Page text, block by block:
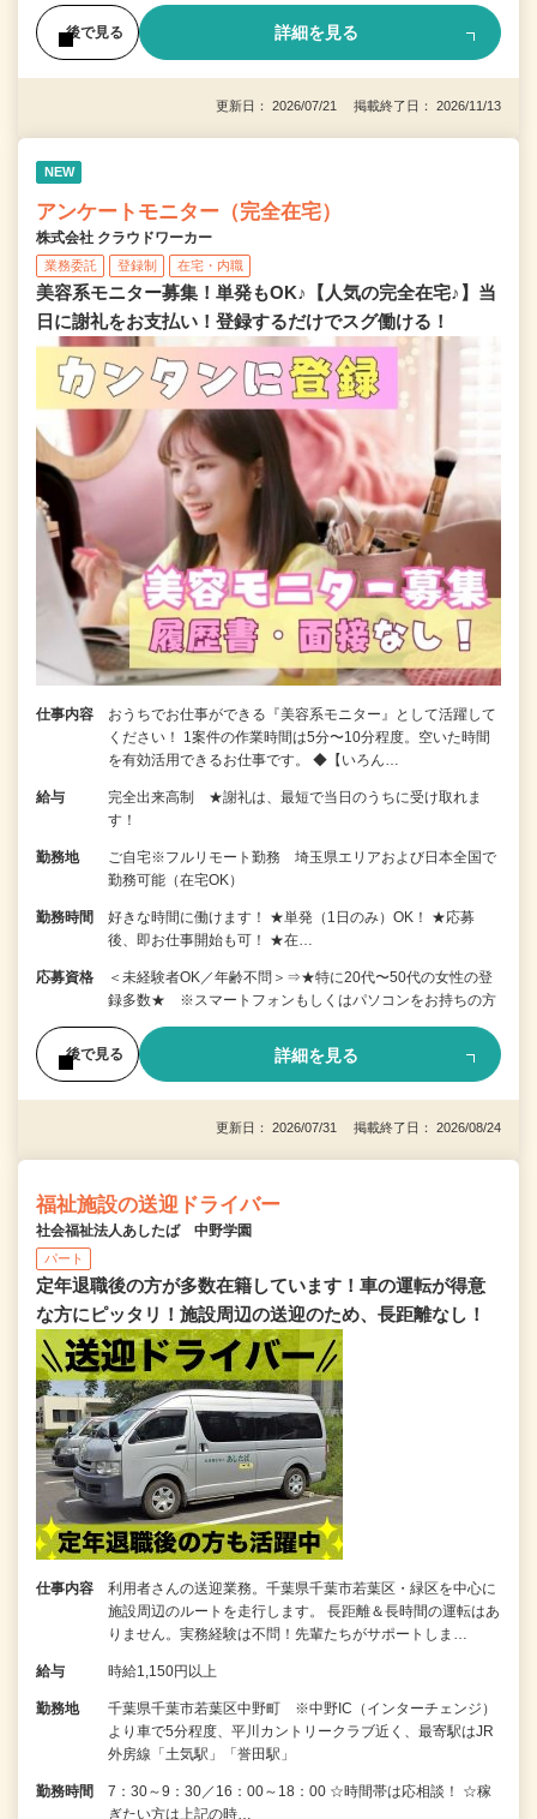
後で見る 詳細を見る
更新日： 2026/07/21 掲載終了日： 2026/11/13
NEW
アンケートモニター（完全在宅）
株式会社 クラウドワーカー
業務委託 登録制 在宅・内職
美容系モニター募集！単発もOK♪【人気の完全在宅♪】当
日に謝礼をお支払い！登録するだけでスグ働ける！
仕事内容
おうちでお仕事ができる『美容系モニター』として活躍して
ください！ 1案件の作業時間は5分〜10分程度。空いた時間
を有効活用できるお仕事です。 ◆【いろん…
給与
完全出来高制 ★謝礼は、最短で当日のうちに受け取れま
す！
勤務地
ご自宅※フルリモート勤務 埼玉県エリアおよび日本全国で
勤務可能（在宅OK）
勤務時間
好きな時間に働けます！ ★単発（1日のみ）OK！ ★応募
後、即お仕事開始も可！ ★在…
応募資格
＜未経験者OK／年齢不問＞⇒★特に20代〜50代の女性の登
録多数★ ※スマートフォンもしくはパソコンをお持ちの方
後で見る 詳細を見る
更新日： 2026/07/31 掲載終了日： 2026/08/24
福祉施設の送迎ドライバー
社会福祉法人あしたば 中野学園
パート
定年退職後の方が多数在籍しています！車の運転が得意
な方にピッタリ！施設周辺の送迎のため、長距離なし！
仕事内容
利用者さんの送迎業務。千葉県千葉市若葉区・緑区を中心に
施設周辺のルートを走行します。 長距離＆長時間の運転はあ
りません。実務経験は不問！先輩たちがサポートしま…
給与 時給1,150円以上
勤務地
千葉県千葉市若葉区中野町 ※中野IC（インターチェンジ）
より車で5分程度、平川カントリークラブ近く、最寄駅はJR
外房線「土気駅」「誉田駅」
勤務時間
7：30～9：30／16：00～18：00 ☆時間帯は応相談！ ☆稼
ぎたい方は上記の時…